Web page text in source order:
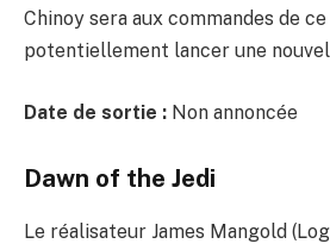
Chinoy sera aux commandes de
potentiellement lancer une
Date de sortie : Non annoncée
Dawn of the Jedi
Le réalisateur James Mangold